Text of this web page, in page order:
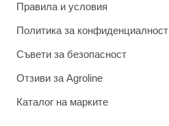
Правила и условия
Политика за конфиденциалност
Съвети за безопасност
Отзиви за Agroline
Каталог на марките